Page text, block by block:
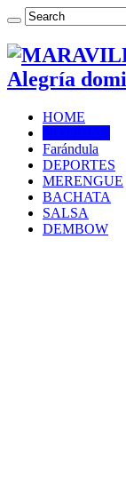
Alegría
HOME
Farándula
DEPORTES
MERENGUE
BACHATA
SALSA
DEMBOW